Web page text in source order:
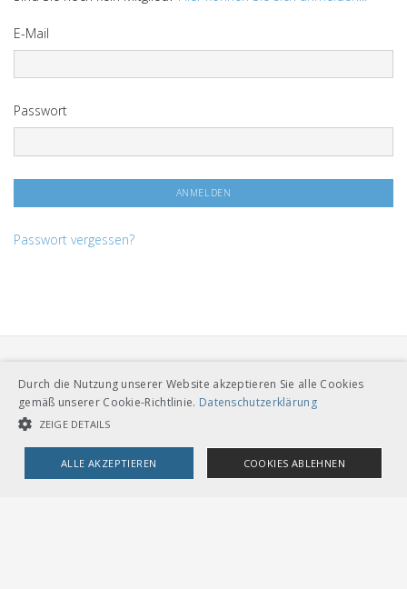
E-Mail
Passwort
Passwort vergessen?
VERBAND ÖFFENTLICHER VERKEHR
Dählhölzliweg 12
CH-3005 Bern
Durch die Nutzung unserer Website akzeptieren Sie alle Cookies
gemäß unserer Cookie-Richtlinie. Datenschutzerklärung
ZEIGE DETAILS
ALLE AKZEPTIEREN COOKIES ABLEHNEN